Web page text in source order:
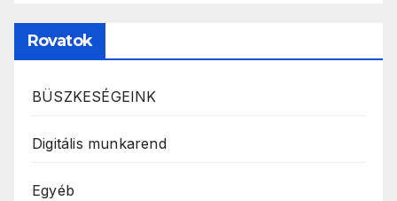
Rovatok
BÜSZKESÉGEINK
Digitális munkarend
Egyéb